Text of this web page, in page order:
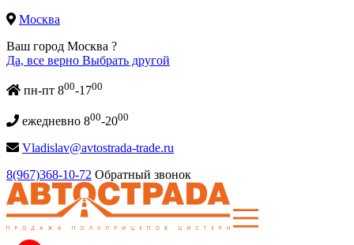
Москва
Ваш город Москва ?
Да, все верно Выбрать другой
пн-пт 800-1700
ежедневно 800-2000
Vladislav@avtostrada-trade.ru
8(967)368-10-72 Обратный звонок